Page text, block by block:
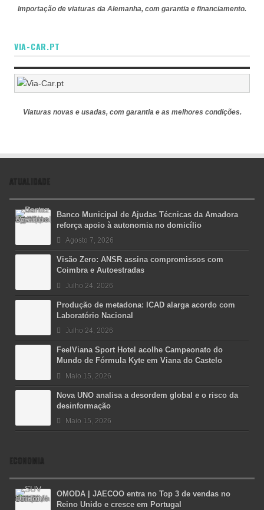
Importação de viaturas da Alemanha, com garantia e financiamento.
VIA-CAR.PT
Viaturas novas e usadas, com garantia e as melhores condições.
ATUALIDADE
Banco Municipal de Ajudas Técnicas da Amadora
reforça apoio à autonomia no domicílio
Agosto 7, 2026
Visão Zero: ANSR assina compromissos com
Coimbra e Autoestradas
Julho 24, 2026
Produção de metadona: ICAD alarga acordo com
Laboratório Nacional
Julho 24, 2026
FeelViana Sport Hotel acolhe Campeonato do
Mundo de Fórmula Kyte em Viana do Castelo
Maio 15, 2026
Nova UNO analisa a desordem global e o risco da
desinformação
Maio 15, 2026
ECONOMIA
OMODA | JAECOO entra no Top 3 de vendas no
Reino Unido e cresce em Portugal